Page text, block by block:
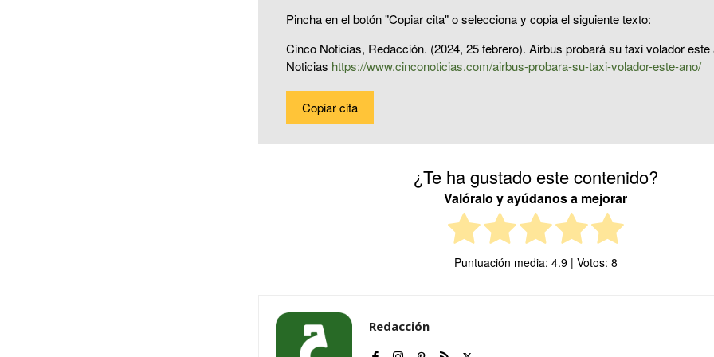
Pincha en el botón "Copiar cita" o selecciona y copia el siguiente texto:
Cinco Noticias, Redacción. (2024, 25 febrero). Airbus probará su taxi volador este
Noticias https://www.cinconoticias.com/airbus-probara-su-taxi-volador-este-ano/
Copiar cita
¿Te ha gustado este contenido?
Valóralo y ayúdanos a mejorar
Puntuación media: 4.9| Votos: 8
Redacción